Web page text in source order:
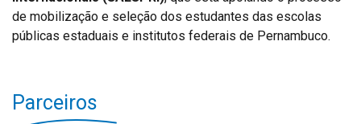
de mobilização e seleção dos estudantes das escolas
públicas estaduais e institutos federais de Pernambuco.
Parceiros